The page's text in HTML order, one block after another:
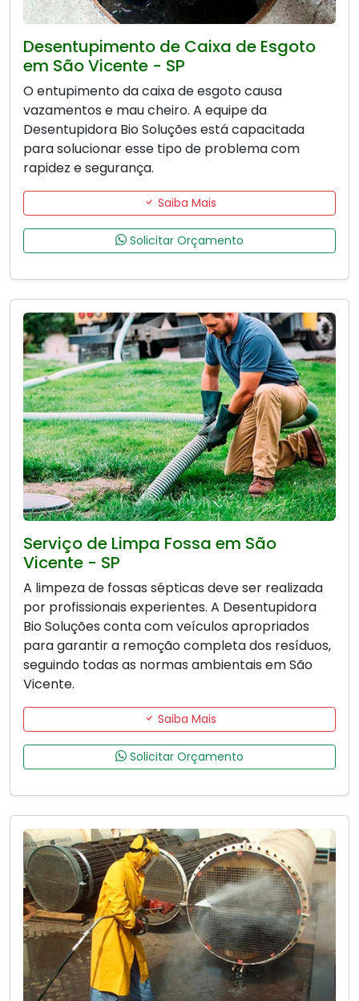
Desentupimento de Caixa de Esgoto
em São Vicente - SP
O entupimento da caixa de esgoto causa
vazamentos e mau cheiro. A equipe da
Desentupidora Bio Soluções está capacitada
para solucionar esse tipo de problema com
rapidez e segurança.
Saiba Mais
Solicitar Orçamento
Serviço de Limpa Fossa em São
Vicente - SP
A limpeza de fossas sépticas deve ser realizada
por profissionais experientes. A Desentupidora
Bio Soluções conta com veículos apropriados
para garantir a remoção completa dos resíduos,
seguindo todas as normas ambientais em São
Vicente.
Saiba Mais
Solicitar Orçamento